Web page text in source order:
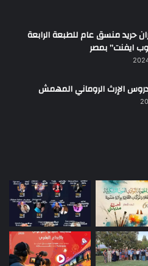
حريد منسق عام للطبعة الرابعة
ايفنت” بمصر
الإرث الروماني المهمش